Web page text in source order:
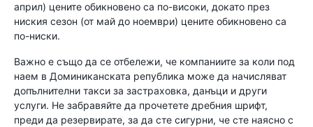
април) цените обикновено са по-високи, докато през
ниския сезон (от май до ноември) цените обикновено са
по-ниски.
Важно е също да се отбележи, че компаниите за коли под
наем в Доминиканската република може да начисляват
допълнителни такси за застраховка, данъци и други
услуги. Не забравяйте да прочетете дребния шрифт,
преди да резервирате, за да сте сигурни, че сте наясно с